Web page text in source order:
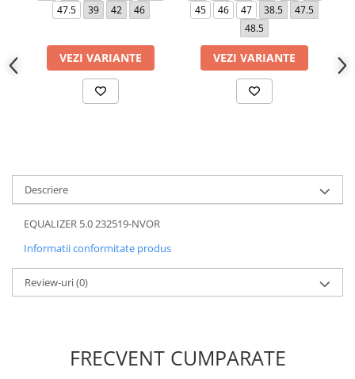
47.5
39 42 46
VEZI VARIANTE
45
46 47 38.5
47.5
48.5
VEZI VARIANTE
Descriere
EQUALIZER 5.0 232519-NVOR
Informatii conformitate produs
Review-uri(0)
FRECVENT CUMPARATE